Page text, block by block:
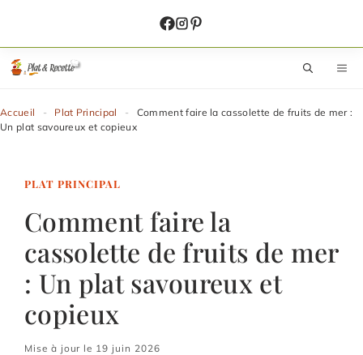
contenu
Accueil - Plat Principal -
Comment faire la cassolette de fruits de mer :
Un plat savoureux et copieux
PLAT PRINCIPAL
Comment faire la
cassolette de fruits de mer
: Un plat savoureux et
copieux
Mise à jour le 19 juin 2026